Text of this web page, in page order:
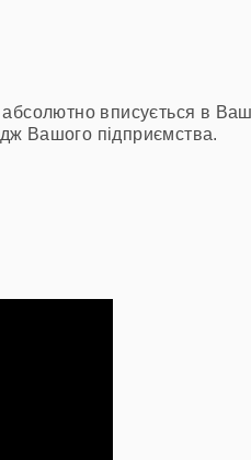
абсолютно вписується в
Вашого підприємства.